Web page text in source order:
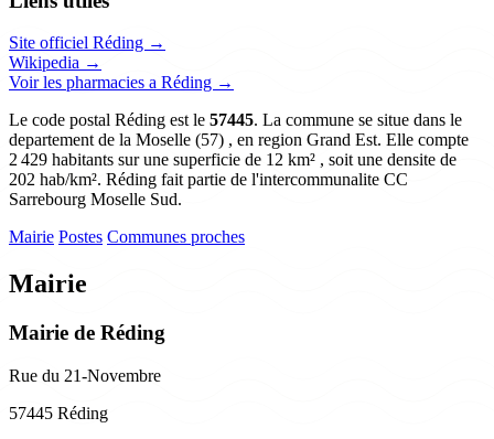
Site officiel Réding →
Wikipedia →
Voir les pharmacies a Réding →
Le code postal Réding est le 57445. La commune se situe dans le
departement de la Moselle (57) , en region Grand Est. Elle compte
2 429 habitants sur une superficie de 12 km² , soit une densite de
202 hab/km². Réding fait partie de l'intercommunalite CC
Sarrebourg Moselle Sud.
Mairie Postes Communes proches
Mairie
Mairie de Réding
Rue du 21-Novembre
57445 Réding